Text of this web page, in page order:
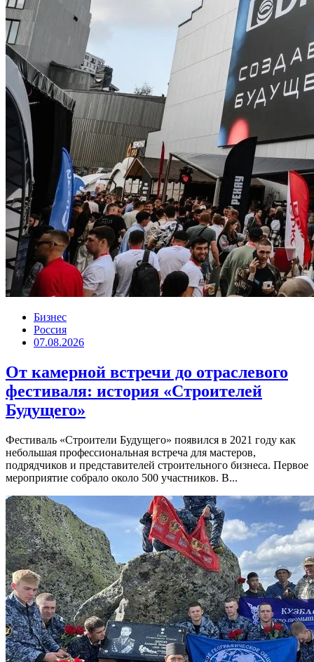
Бизнес
Россия
07.08.2026
От камерной встречи до отраслевого
фестиваля: история «Строителей
Будущего»
Фестиваль «Строители Будущего» появился в 2021 году как
небольшая профессиональная встреча для мастеров,
подрядчиков и представителей строительного бизнеса. Первое
мероприятие собрало около 500 участников. В...